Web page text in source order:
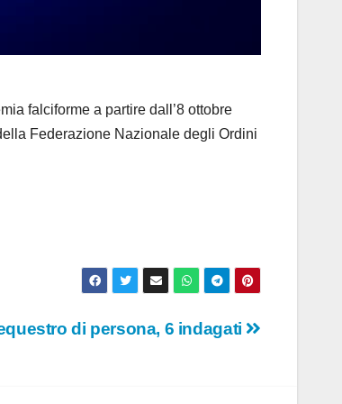
falciforme a partire dall’8 ottobre
Federazione Nazionale degli Ordini
di persona, 6 indagati